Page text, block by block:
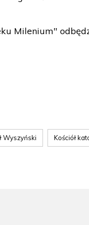
Milenium"
Wyszyński Kościół